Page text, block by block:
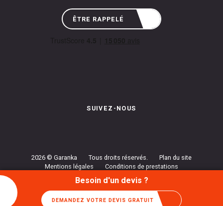
Besoin d'un devis ?
DEMANDEZ VOTRE DEVIS GRATUIT
ÊTRE RAPPELÉ
SUIVEZ-NOUS
2026 © Garanka Tous droits réservés.
Plan du site
Mentions légales
Conditions de prestations
Politique de confidentialité
Gestion des cookies